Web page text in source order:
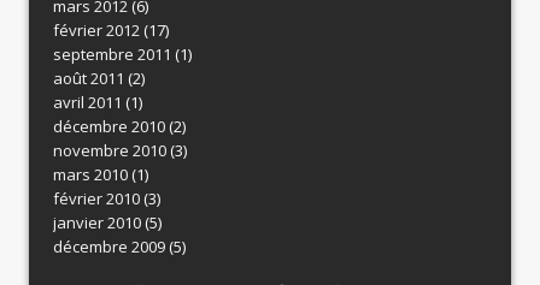
mars 2012(6)
février 2012(17)
septembre 2011 (1)
août 2011 (2)
avril 2011 (1)
décembre 2010(2)
novembre 2010(3)
mars 2010(1)
février 2010(3)
janvier 2010(5)
décembre 2009(5)